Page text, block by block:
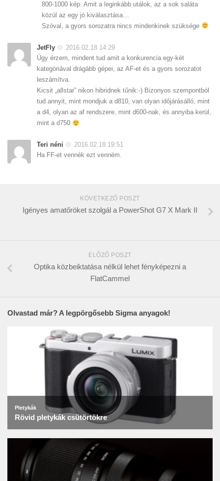
800-1000 kép. Amit a leginkább utálok, az a sok saláta
közül az egy jó kiválasztása…
Szóval, a gyors sorozatra nincs mindenkinek szüksége
JetFly
2016.02.18 14:29
Úgy érzem, mindent tud amit a konkurencia egy-két
kategóriával drágább gépei, az AF-et és a gyors sorozatot
leszámítva.
Kicsit „allstar” nikon hibridnek tűnik:-) Bizonyos szempontból
tud annyit, mint mondjuk a d810, van olyan időjárásálló, mint
a d4, olyan az af rendszere, mint d600-nak, és annyiba kerül,
mint a d750
Teri néni
2016.02.18 19:51
Ha FF-et vennék ezt venném.
KÖVETKEZŐ POSZT
Igényes amatőröket szolgál a PowerShot G7 X Mark II
ELŐZŐ POSZT
Optika közbeiktatása nélkül lehet fényképezni a
FlatCammel
Olvastad már? A legpörgősebb Sigma anyagok!